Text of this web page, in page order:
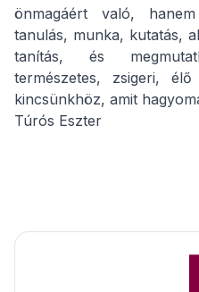
önmagáért való,
tanulás, munka, kutatás,
tanítás, és
természetes, zsigeri,
kincsünkhöz, amit
Túrós Eszter